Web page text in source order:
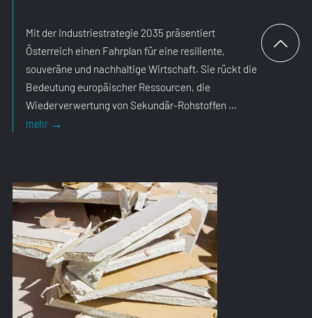
Mit der Industriestrategie 2035 präsentiert
Österreich einen Fahrplan für eine resiliente,
souveräne und nachhaltige Wirtschaft. Sie rückt die
Bedeutung europäischer Ressourcen, die
Wiederverwertung von Sekundär-Rohstoffen ...
mehr →Industriestrategie